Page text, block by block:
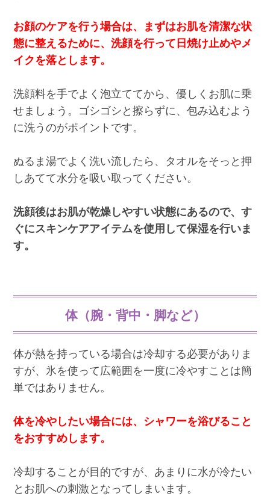
お顔のケアを行う場合は、まずはお肌を清潔な状
態に整えるために、洗顔を行って日焼け止めやメ
イクを落とします。
洗顔料を手でよく泡立ててから、優しくお肌に乗
せましょう。ゴシゴシと擦らずに、包み込むよう
に洗うのがポイントです。
ぬるま湯でよく洗い流したら、タオルをそっと押
しあてて水分を吸い取ってください。
洗顔後はお肌が乾燥しやすい状態にあるので、す
ぐにスキンケアアイテムを使用して保湿を行いま
す。
体（腕・背中・脚など）
体が熱を持っている場合は冷却する必要がありま
すが、氷を使って広範囲を一度に冷やすことは簡
単ではありません。
体を冷やしたい場合には、シャワーを浴びること
をおすすめします。
冷却することが目的ですが、あまりに水が冷たい
とお肌への刺激となってしまいます。